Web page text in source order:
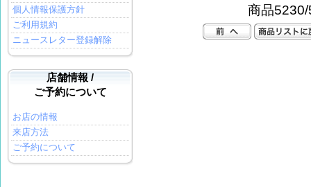
個人情報保護方針
ご利用規約
ニュースレター登録解除
店舗情報 /
ご予約について
お店の情報
来店方法
ご予約について
商品